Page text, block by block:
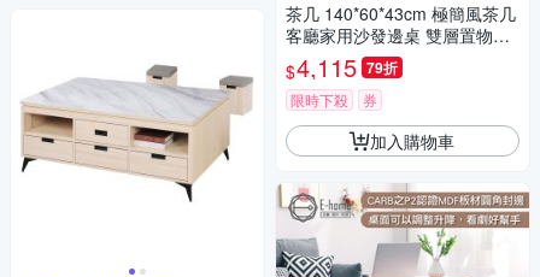
茶几 140*60*43cm 極簡風茶几
客廳家用沙發邊桌 雙層置物茶
几 開放式休閒茶桌 飄窗桌
$4,115 79折
限時下殺 券
加入購物車